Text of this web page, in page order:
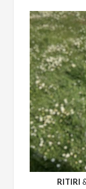
RITIRI